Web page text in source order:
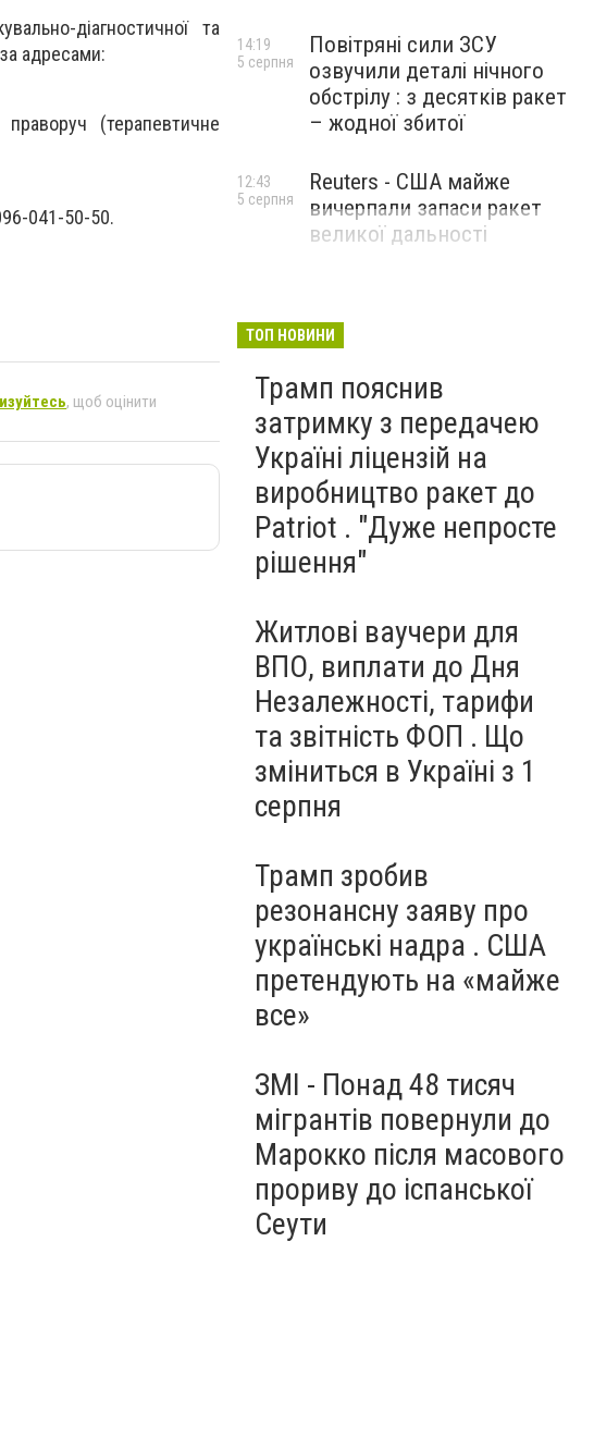
діагностичної та
адресами:
(терапевтичне
041-50-50.
, щоб оцінити
Повітряні сили ЗСУ
озвучили деталі нічного
обстрілу : з десятків ракет
– жодної збитої
14:19
5 серпня
Reuters - США майже
вичерпали запаси ракет
великої дальності
12:43
5 серпня
ТОП НОВИНИ
Трамп пояснив
затримку з передачею
Україні ліцензій на
виробництво ракет до
Patriot . "Дуже непросте
рішення"
Житлові ваучери для
ВПО, виплати до Дня
Незалежності, тарифи
та звітність ФОП . Що
зміниться в Україні з 1
серпня
Трамп зробив
резонансну заяву про
українські надра . США
претендують на «майже
все»
ЗМІ - Понад 48 тисяч
мігрантів повернули до
Марокко після масового
прориву до іспанської
Сеути